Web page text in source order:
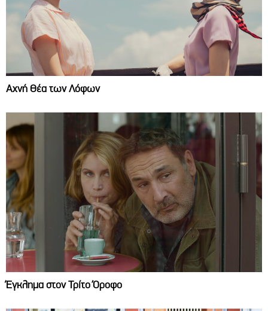
Αχνή Θέα των Λόφων
Έγκλημα στον Τρίτο Όροφο